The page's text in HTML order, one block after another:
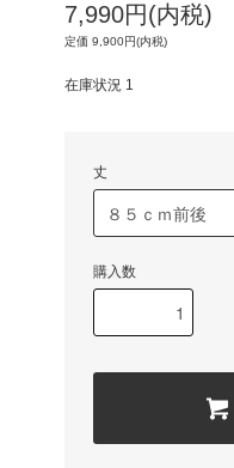
7,990円(内税)
定価 9,900円(内税)
在庫状況 1
丈
購入数